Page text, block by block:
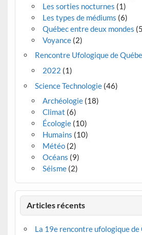
Les sorties nocturnes (1)
Les types de médiums (6)
Québec entre deux mondes
Voyance(2)
Rencontre Ufologique de
2022 (1)
Science Technologie(46)
Archéologie(18)
Climat (6)
Écologie(10)
Humains (10)
Météo(2)
Océans (9)
Séisme(2)
Articles récents
La 19e rencontre ufologique de